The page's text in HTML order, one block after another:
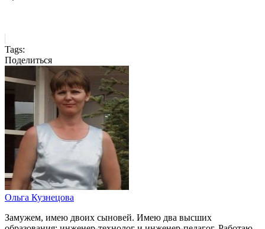
Tags:
Поделиться
Ольга Кузнецова
Замужем, имею двоих сыновей. Имею два высших